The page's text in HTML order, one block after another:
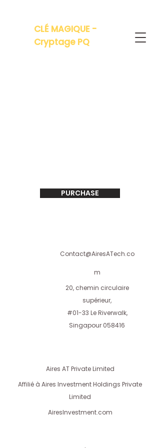
CLÉ MAGIQUE -
Cryptage PQ
PURCHASE
Contact@AiresATech.co
m
20, chemin circulaire
supérieur,
#01-33 Le Riverwalk,
Singapour 058416
Aires AT Private Limited
Affilié à Aires Investment Holdings Private
Limited
AiresInvestment.com